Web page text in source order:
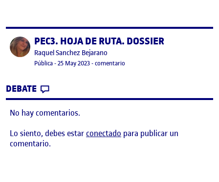
Publicado porPEC3. HOJA DE RUTA. DOSSIER
Publicado por
Raquel Sanchez Bejarano
Visibilidad:
Pública-Fecha de publicación
25 May 20239 junio, 2023 5:35 pm
-comentario
DEBATE
No hay comentarios.
Lo siento, debes estarconectado para publicar un
comentario.